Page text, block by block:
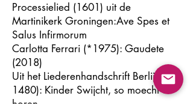
Processielied (1601) uit de
Martinikerk Groningen:Ave Spes et
Salus Infirmorum
Carlotta Ferrari (*1975): Gaudete
(2018)
Uit het Liederenhandschrift Berlijn (ca.
1480): Kinder Swijcht, so moecht di
horen